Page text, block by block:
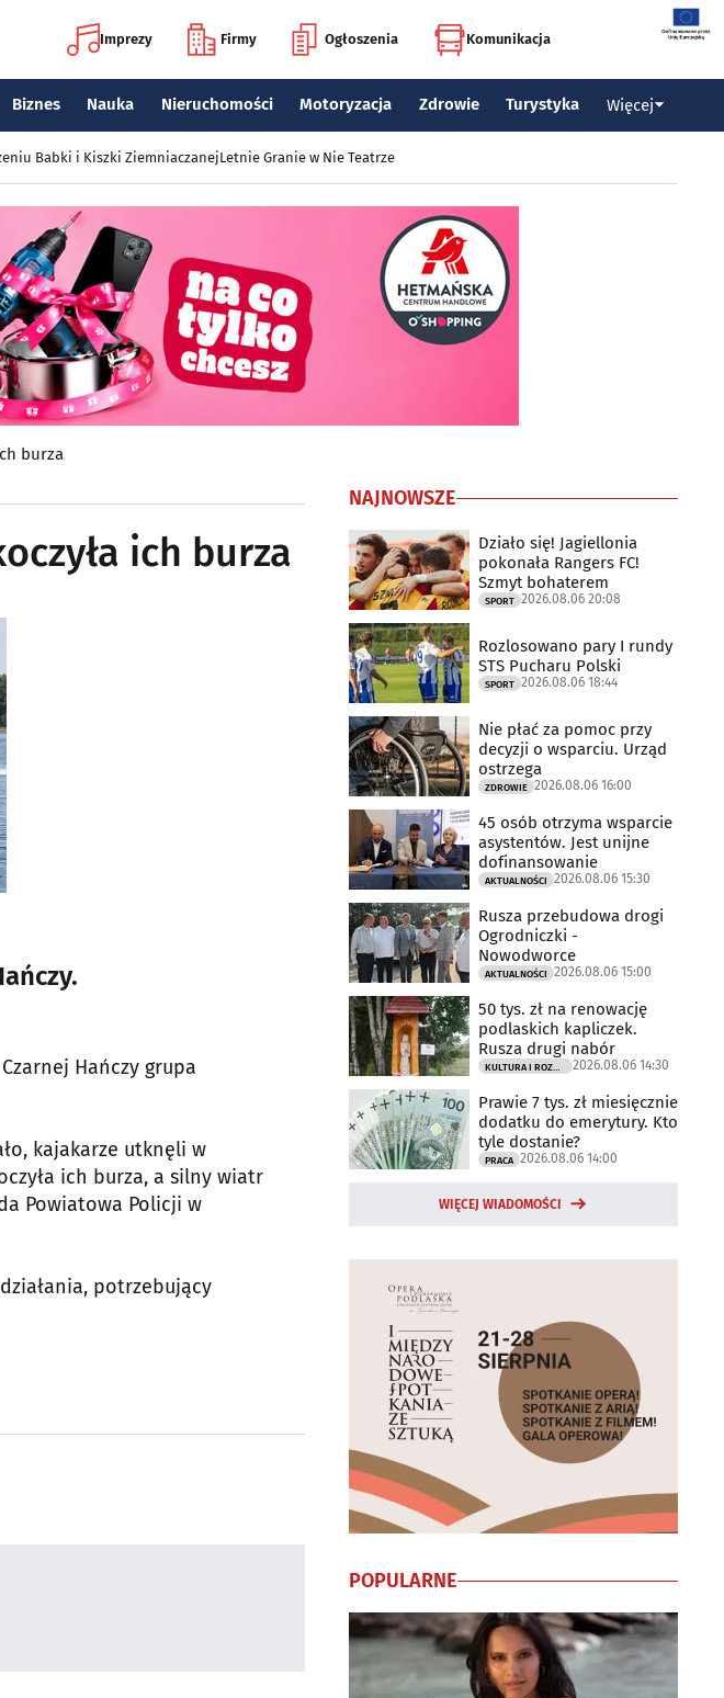
Imprezy Firmy Ogłoszenia Komunikacja
Biznes Nauka Nieruchomości Motoryzacja Zdrowie Turystyka Więcej
Babki i Kiszki ZiemniaczanejLetnie Granie w Nie Teatrze
burza
ich burza
Hańczy grupa
kajakarze utknęli w
ich burza, a silny wiatr
Powiatowa Policji w
potrzebujący
NAJNOWSZE
Działo się! Jagiellonia
pokonała Rangers FC!
Szmyt bohaterem
SPORT 2026.08.06 20:08
Rozlosowano pary I rundy
STS Pucharu Polski
SPORT 2026.08.06 18:44
Nie płać za pomoc przy
decyzji o wsparciu. Urząd
ostrzega
ZDROWIE 2026.08.06 16:00
45 osób otrzyma wsparcie
asystentów. Jest unijne
dofinansowanie
AKTUALNOŚCI 2026.08.06 15:30
Rusza przebudowa drogi
Ogrodniczki -
Nowodworce
AKTUALNOŚCI 2026.08.06 15:00
50 tys. zł na renowację
podlaskich kapliczek.
Rusza drugi nabór
2026.08.06 14:30
Prawie 7 tys. zł miesięcznie
dodatku do emerytury. Kto
tyle dostanie?
PRACA 2026.08.06 14:00
WIĘCEJ WIADOMOŚCI
POPULARNE